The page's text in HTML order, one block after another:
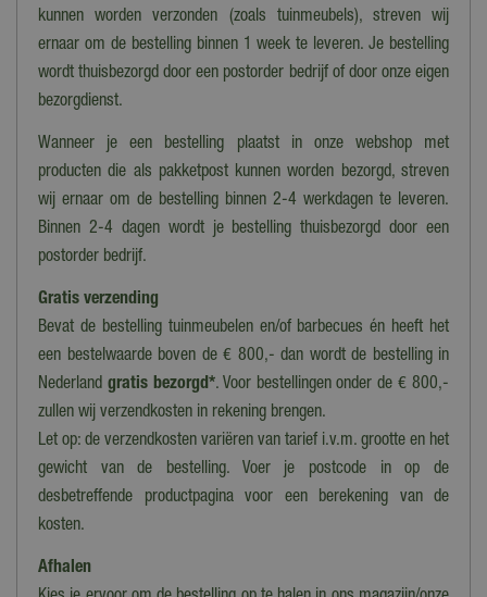
Augustus tot november
Werking
Dosis
0,5 - 0,7 kg/10 m²
Oppervlakte
200 m²
Inhoud
10 kg
kunnen worden verzonden (zoals tuinmeubels), streven wij
ernaar om de bestelling binnen 1 week te leveren. Je bestelling
wordt thuisbezorgd door een postorder bedrijf of door onze eigen
bezorgdienst.
Wanneer je een bestelling plaatst in onze webshop met
producten die als pakketpost kunnen worden bezorgd, streven
wij ernaar om de bestelling binnen 2-4 werkdagen te leveren.
Binnen 2-4 dagen wordt je bestelling thuisbezorgd door een
postorder bedrijf.
Gratis verzending
Bevat de bestelling tuinmeubelen en/of barbecues én heeft het
een bestelwaarde boven de € 800,- dan wordt de bestelling in
Nederland gratis bezorgd*. Voor bestellingen onder de € 800,-
zullen wij verzendkosten in rekening brengen.
Let op: de verzendkosten variëren van tarief i.v.m. grootte en het
gewicht van de bestelling. Voer je postcode in op de
desbetreffende productpagina voor een berekening van de
kosten.
Afhalen